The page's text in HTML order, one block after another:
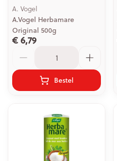
A. Vogel
A.Vogel Herbamare
Original 500g
€ 6,79
Bestel